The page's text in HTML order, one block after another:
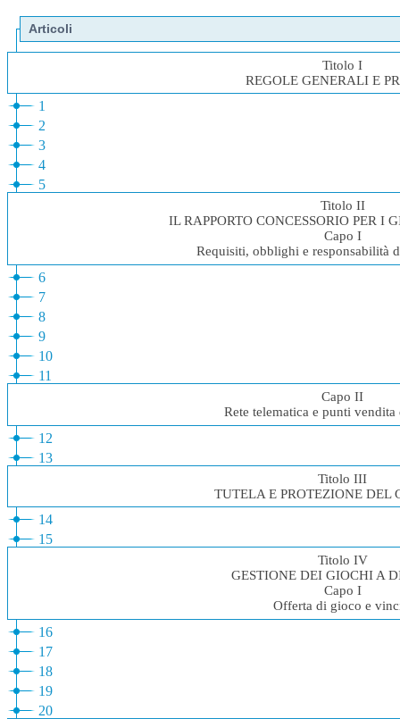
Articoli
Titolo I
REGOLE GENERALI E
1
2
3
4
5
Titolo II
IL RAPPORTO CONCESSORIO PER I
Capo I
Requisiti, obblighi e responsabilità
6
7
8
9
10
11
Capo II
Rete telematica e punti
12
13
Titolo III
TUTELA E PROTEZIONE DEL
14
15
Titolo IV
GESTIONE DEI GIOCHI A
Capo I
Offerta di gioco e
16
17
18
19
20